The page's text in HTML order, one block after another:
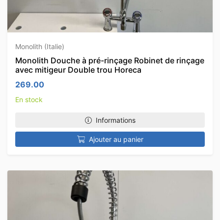
Monolith (Italie)
Monolith Douche à pré-rinçage Robinet de rinçage
avec mitigeur Double trou Horeca
269.00
En stock
Informations
Ajouter au panier